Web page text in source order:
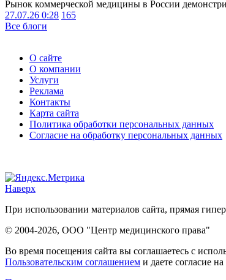
Рынок коммерческой медицины в России
27.07.26 0:28 165
Все блоги
О сайте
О компании
Услуги
Реклама
Контакты
Карта сайта
Политика обработки персональных данных
Согласие на обработку персональных данных
Наверх
При использовании материалов сайта, прямая
© 2004-2026, ООО "Центр медицинского права"
Во время посещения сайта вы соглашаетесь с
Пользовательским соглашением и даете согласие